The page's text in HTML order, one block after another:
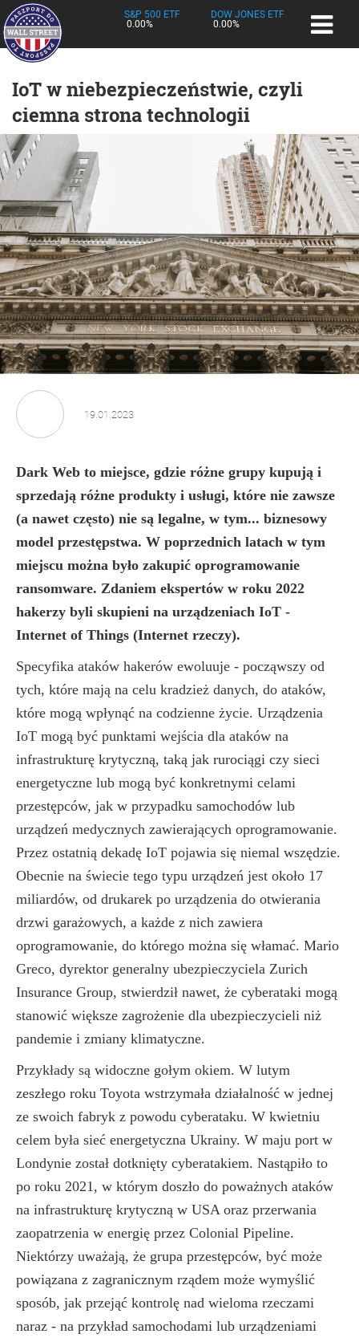
S&P 500 ETF
0.00%
DOW JONES ETF
0.00%
IoT w niebezpieczeństwie, czyli
ciemna strona technologii
19.01.2023
Dark Web to miejsce, gdzie różne grupy kupują i
sprzedają różne produkty i usługi, które nie zawsze
(a nawet często) nie są legalne, w tym... biznesowy
model przestępstwa. W poprzednich latach w tym
miejscu można było zakupić oprogramowanie
ransomware. Zdaniem ekspertów w roku 2022
hakerzy byli skupieni na urządzeniach IoT -
Internet of Things (Internet rzeczy).
Specyfika ataków hakerów ewoluuje - począwszy od
tych, które mają na celu kradzież danych, do ataków,
które mogą wpłynąć na codzienne życie. Urządzenia
IoT mogą być punktami wejścia dla ataków na
infrastrukturę krytyczną, taką jak rurociągi czy sieci
energetyczne lub mogą być konkretnymi celami
przestępców, jak w przypadku samochodów lub
urządzeń medycznych zawierających oprogramowanie.
Przez ostatnią dekadę IoT pojawia się niemal wszędzie.
Obecnie na świecie tego typu urządzeń jest około 17
miliardów, od drukarek po urządzenia do otwierania
drzwi garażowych, a każde z nich zawiera
oprogramowanie, do którego można się włamać. Mario
Greco, dyrektor generalny ubezpieczyciela Zurich
Insurance Group, stwierdził nawet, że cyberataki mogą
stanowić większe zagrożenie dla ubezpieczycieli niż
pandemie i zmiany klimatyczne.
Przykłady są widoczne gołym okiem. W lutym
zeszłego roku Toyota wstrzymała działalność w jednej
ze swoich fabryk z powodu cyberataku. W kwietniu
celem była sieć energetyczna Ukrainy. W maju port w
Londynie został dotknięty cyberatakiem. Nastąpiło to
po roku 2021, w którym doszło do poważnych ataków
na infrastrukturę krytyczną w USA oraz przerwania
zaopatrzenia w energię przez Colonial Pipeline.
Niektórzy uważają, że grupa przestępców, być może
powiązana z zagranicznym rządem może wymyślić
sposób, jak przejąć kontrolę nad wieloma rzeczami
naraz - na przykład samochodami lub urządzeniami